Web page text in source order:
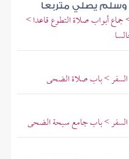
وسلم يصلي متربعا
أبواب صلاة التطوع قاعدا >
> باب صلاة الضحى
> باب جامع سبحة الضحى